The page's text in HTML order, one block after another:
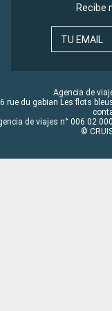
Recibe
TU EMAIL
Agencia de
rue du gabian Les flots
de viajes n° 006 02
©